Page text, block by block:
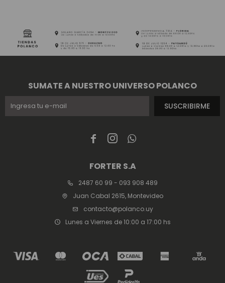
  
FORTER S.A
2487 60 99 - 093 908 489
Juan Cabal 2615, Montevideo
contacto@polanco.uy
Lunes a Viernes de 10:00 a 17:00 hs
SUMATE A NUESTRO UNIVERSO POLANCO
SUSCRIBIRME